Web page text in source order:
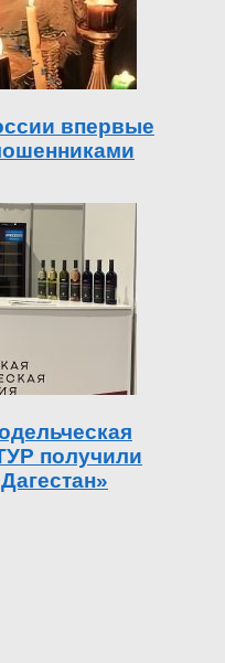
впервые
получили